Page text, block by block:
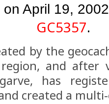
April 19,
GC5357.
by the
and after
has
created a